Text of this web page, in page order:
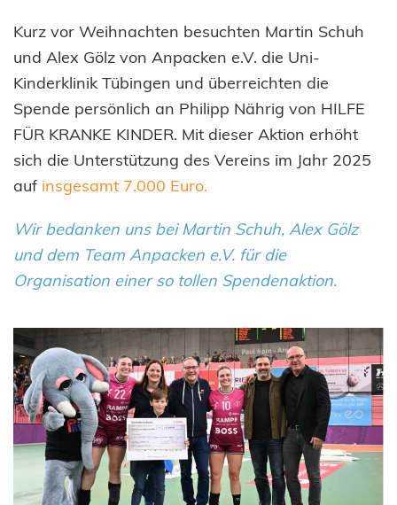
Kurz vor Weihnachten besuchten Martin Schuh
und Alex Gölz von Anpacken e.V. die Uni-
Kinderklinik Tübingen und überreichten die
Spende persönlich an Philipp Nährig von HILFE
FÜR KRANKE KINDER. Mit dieser Aktion erhöht
sich die Unterstützung des Vereins im Jahr 2025
auf insgesamt 7.000 Euro.
Wir bedanken uns bei Martin Schuh, Alex Gölz
und dem Team Anpacken e.V. für die
Organisation einer so tollen Spendenaktion.